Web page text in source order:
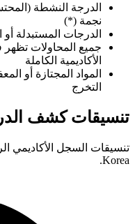
الدرجة النشطة
نجمة (*)
الدرجات المستبدلة
جميع المحاولات
الأكاديمية الكاملة
المواد المجتازة أو
التخرج
تنسيقات كشف
Korea.